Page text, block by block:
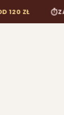
⏱ ZAMÓW